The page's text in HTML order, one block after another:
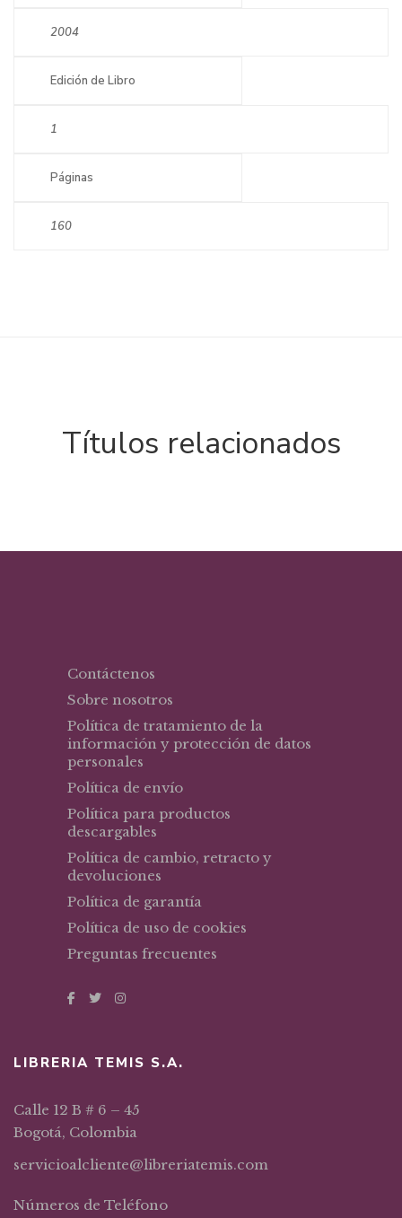
2004
Edición de Libro
1
Páginas
160
Títulos relacionados
Contáctenos
Sobre nosotros
Política de tratamiento de la
información y protección de datos
personales
Política de envío
Política para productos
descargables
Política de cambio, retracto y
devoluciones
Política de garantía
Política de uso de cookies
Preguntas frecuentes
LIBRERIA TEMIS S.A.
Calle 12 B # 6 – 45
Bogotá, Colombia
servicioalcliente@libreriatemis.com
Números de Teléfono